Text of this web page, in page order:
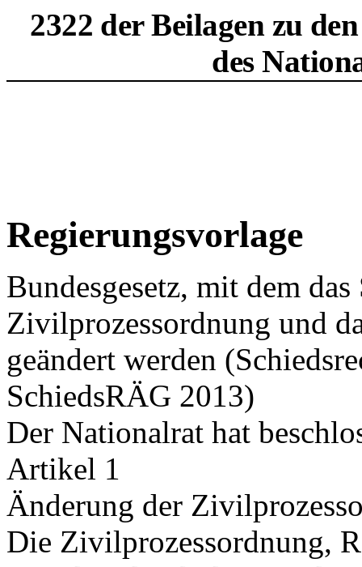
2322 der Beilagen zu
des
Regierungsvorlage
Bundesgesetz, mit dem
Zivilprozessordnung und
geändert werden
SchiedsRÄG 2013)
Der Nationalrat hat
Artikel 1
Änderung der
Die Zivilprozessordnung,